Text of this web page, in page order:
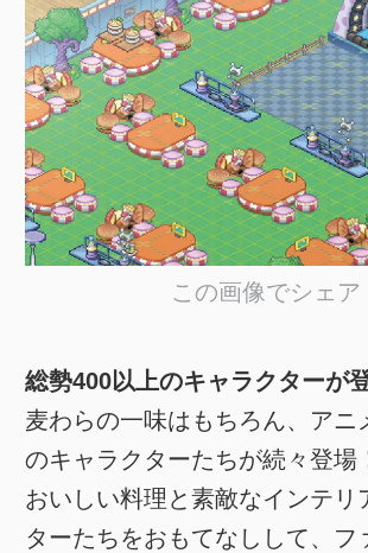
この画像でシェア
総勢400以上のキャラクターが
麦わらの一味はもちろん、アニ
のキャラクターたちが続々登場
おいしい料理と素敵なインテリ
ターたちをおもてなしして、フ